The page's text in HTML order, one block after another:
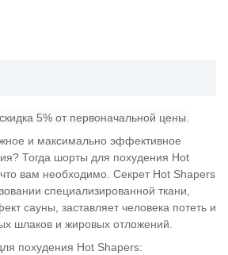
5% от первоначальной цены.
и максимально эффективное
Тогда шорты для похудения Hot
вам необходимо. Секрет Hot Shapers
специализированной ткани,
сауны, заставляет человека потеть и
шлаков и жировых отложений.
похудения Hot Shapers: